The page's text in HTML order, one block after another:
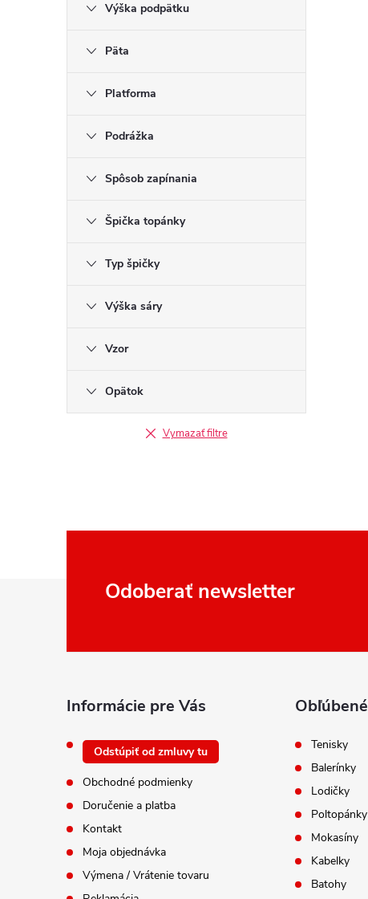
Výška podpätku
Päta
Platforma
Podrážka
Spôsob zapínania
Špička topánky
Typ špičky
Výška sáry
Vzor
Opätok
Vymazať filtre
Odoberať newsletter
Informácie pre Vás
Odstúpiť od zmluvy tu
Obchodné podmienky
Doručenie a platba
Kontakt
Moja objednávka
Výmena / Vrátenie tovaru
Obľúbené
Tenisky
Balerínky
Lodičky
Poltopánky
Mokasíny
Kabelky
Batohy